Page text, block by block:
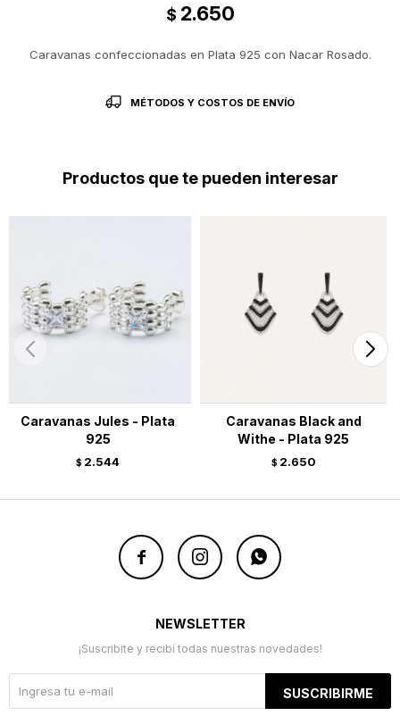
$ 2.650
Caravanas confeccionadas en Plata 925 con Nacar Rosado.
MÉTODOS Y COSTOS DE ENVÍO
Productos que te pueden interesar
Caravanas Jules - Plata
925
$ 2.544
Caravanas Black and
Withe - Plata 925
$ 2.650
  
NEWSLETTER
¡Suscribite y recibí todas nuestras novedades!
SUSCRIBIRME